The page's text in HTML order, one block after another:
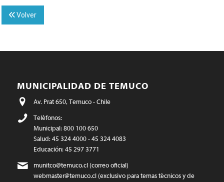
Volver
MUNICIPALIDAD DE TEMUCO
Av. Prat 650, Temuco - Chile
Teléfonos:
Municipal: 800 100 650
Salud: 45 324 4000 - 45 324 4083
Educación: 45 297 3771
munitco@temuco.cl(correo oficial)
webmaster@temuco.cl(exclusivo para temas técnicos y de